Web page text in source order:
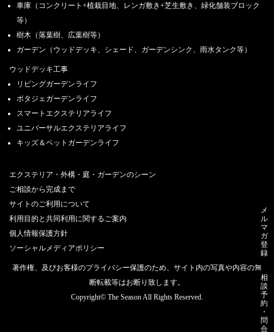
車庫（コンクリート+植栽目地、レンガ敷き+芝生敷き、緑化舗装ブロック
等）
樹木（落葉樹、広葉樹等）
ガーデン（ウッドデッキ、シェード、ガーデンシンク、雨水タンク等）
ウッドデッキ工事
リビングガーデンライフ
ポタジェガーデンライフ
スマートエクステリアライフ
ユニバーサルエクステリアライフ
キッズ＆ペットガーデンライフ
エクステリア・外構・庭・ガーデンのシーン
ご相談から完成まで
サイトのご利用について
利用目的と共同利用に関するご案内
個人情報保護方針
ソーシャルメディアポリシー
著作権、及びお客様のプライバシー保護のため、サイト内の写真や内容の無
断転載等はお断り致します。
Copyright© The Season All Rights Reserved.
メ
ル
マ
ガ
登
録
相
談
予
約
・
問
合